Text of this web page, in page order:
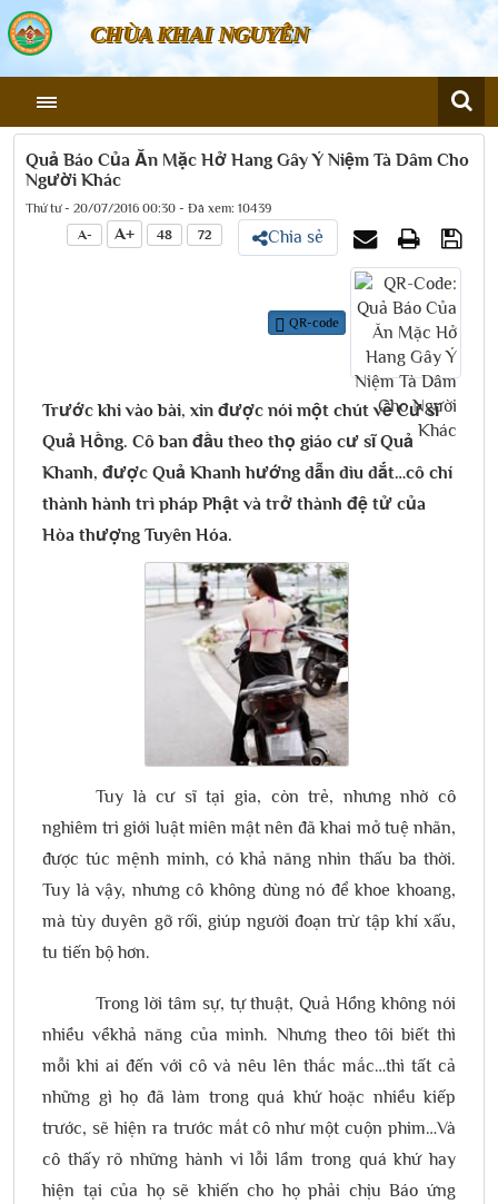
CHÙA KHAI NGUYÊN
Quả Báo Của Ăn Mặc Hở Hang Gây Ý Niệm Tà Dâm Cho
Người Khác
Thứ tư - 20/07/2016 00:30 - Đã xem: 10439
A-
A+ 48 72 Chia sẻ
QR-code
Trước khi vào bài, xin được nói một chút về Cư sĩ
Quả Hồng. Cô ban đầu theo thọ giáo cư sĩ Quả
Khanh, được Quả Khanh hướng dẫn dìu dắt…cô chí
thành hành trì pháp Phật và trở thành đệ tử của
Hòa thượng Tuyên Hóa.
Tuy là cư sĩ tại gia, còn trẻ, nhưng nhờ cô
nghiêm trì giới luật miên mật nên đã khai mở tuệ nhãn,
được túc mệnh minh, có khả năng nhìn thấu ba thời.
Tuy là vậy, nhưng cô không dùng nó để khoe khoang,
mà tùy duyên gỡ rối, giúp người đoạn trừ tập khí xấu,
tu tiến bộ hơn.
Trong lời tâm sự, tự thuật, Quả Hồng không nói
nhiều vềkhả năng của mình. Nhưng theo tôi biết thì
mỗi khi ai đến với cô và nêu lên thắc mắc…thì tất cả
những gì họ đã làm trong quá khứ hoặc nhiều kiếp
trước, sẽ hiện ra trước mắt cô như một cuộn phim…Và
cô thấy rõ những hành vi lỗi lầm trong quá khứ hay
hiện tại của họ sẽ khiến cho họ phải chịu Báo ứng